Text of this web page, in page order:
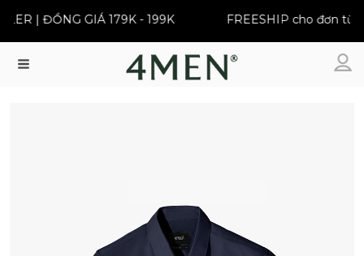
| ĐỒNG GIÁ 179K - 199K FREESHIP cho đơn từ